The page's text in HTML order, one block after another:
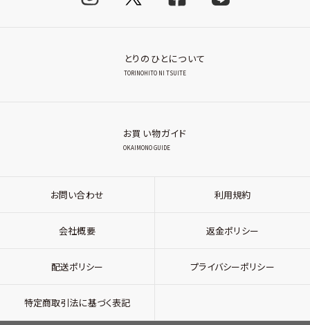
とりのひとについて
TORINOHITO NI TSUITE
お買い物ガイド
OKAIMONO GUIDE
お問い合わせ 利用規約
会社概要 返金ポリシー
配送ポリシー プライバシーポリシー
特定商取引法に基づく表記